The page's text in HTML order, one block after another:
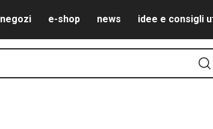
negozi e-shop news idee e consigli